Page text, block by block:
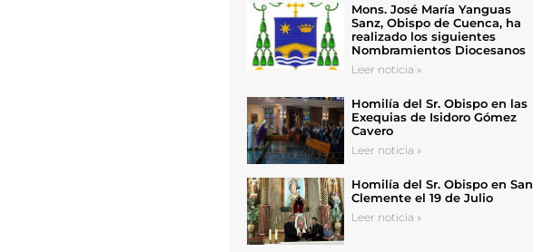
Mons. José María Yanguas
Sanz, Obispo de Cuenca, ha
realizado los siguientes
Nombramientos Diocesanos
Leer noticia »
Homilía del Sr. Obispo en las
Exequias de Isidoro Gómez
Cavero
Leer noticia »
Homilía del Sr. Obispo en San
Clemente el 19 de Julio
Leer noticia »